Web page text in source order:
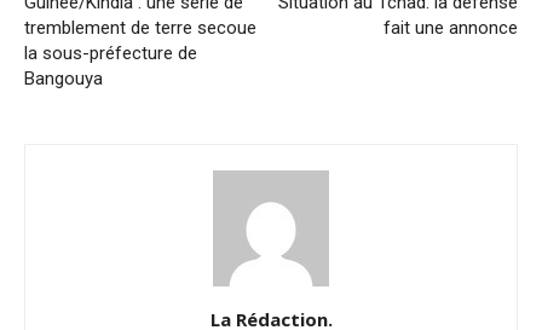
tremblement de terre secoue
la sous-préfecture de
Bangouya
fait une annonce
La Rédaction.